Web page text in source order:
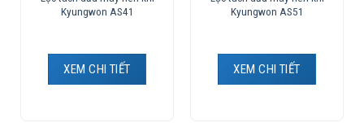
Kyungwon AS41
XEM CHI TIẾT
Kyungwon AS51
XEM CHI TIẾT